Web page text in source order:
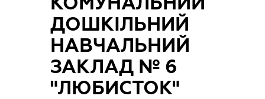
ДОШКІЛЬНИЙ
НАВЧАЛЬНИЙ
ЗАКЛАД № 6
"ЛЮБИСТОК"